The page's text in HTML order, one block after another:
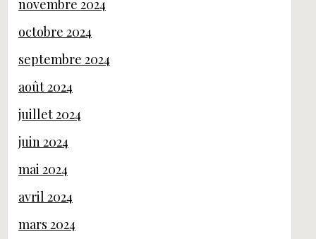
novembre 2024
octobre 2024
septembre 2024
août 2024
juillet 2024
juin 2024
mai 2024
avril 2024
mars 2024